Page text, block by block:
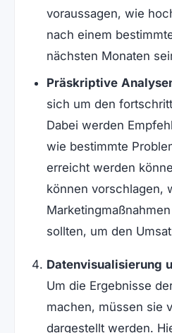
voraussagen, wie
nach einem
nächsten Monaten
Präskriptive
sich um den
Dabei werden
wie bestimmte
erreicht werden
können vorschlagen,
sollten, um den
Datenvisualisierung
Um die Ergebnisse
machen, müssen sie
dargestellt werden.